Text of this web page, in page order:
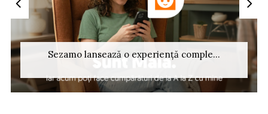
Sezamo lansează o experiență comple...